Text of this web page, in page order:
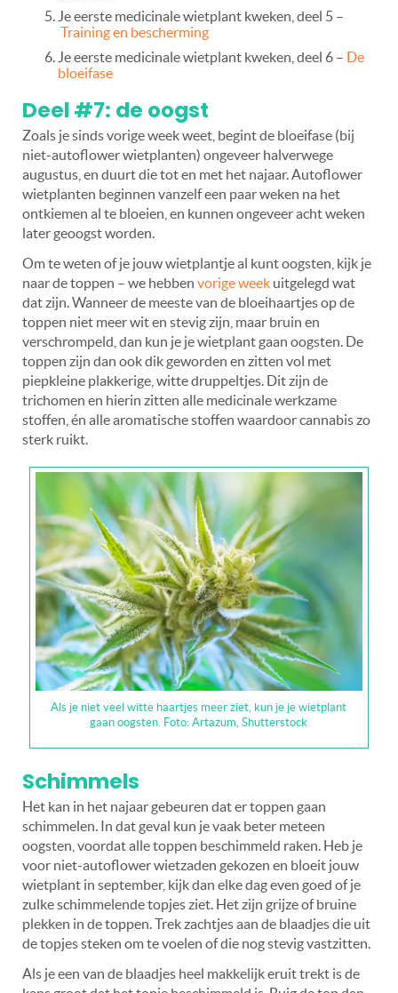
Je eerste medicinale wietplant kweken, deel 5 –
Training en bescherming
Je eerste medicinale wietplant kweken, deel 6 – De
bloeifase
Deel #7: de oogst
Zoals je sinds vorige week weet, begint de bloeifase (bij
niet-autoflower wietplanten) ongeveer halverwege
augustus, en duurt die tot en met het najaar. Autoflower
wietplanten beginnen vanzelf een paar weken na het
ontkiemen al te bloeien, en kunnen ongeveer acht weken
later geoogst worden.
Om te weten of je jouw wietplantje al kunt oogsten, kijk je
naar de toppen – we hebben vorige week uitgelegd wat
dat zijn. Wanneer de meeste van de bloeihaartjes op de
toppen niet meer wit en stevig zijn, maar bruin en
verschrompeld, dan kun je je wietplant gaan oogsten. De
toppen zijn dan ook dik geworden en zitten vol met
piepkleine plakkerige, witte druppeltjes. Dit zijn de
trichomen en hierin zitten alle medicinale werkzame
stoffen, én alle aromatische stoffen waardoor cannabis zo
sterk ruikt.
Als je niet veel witte haartjes meer ziet, kun je je wietplant
gaan oogsten. Foto: Artazum, Shutterstock
Schimmels
Het kan in het najaar gebeuren dat er toppen gaan
schimmelen. In dat geval kun je vaak beter meteen
oogsten, voordat alle toppen beschimmeld raken. Heb je
voor niet-autoflower wietzaden gekozen en bloeit jouw
wietplant in september, kijk dan elke dag even goed of je
zulke schimmelende topjes ziet. Het zijn grijze of bruine
plekken in de toppen. Trek zachtjes aan de blaadjes die uit
de topjes steken om te voelen of die nog stevig vastzitten.
Als je een van de blaadjes heel makkelijk eruit trekt is de